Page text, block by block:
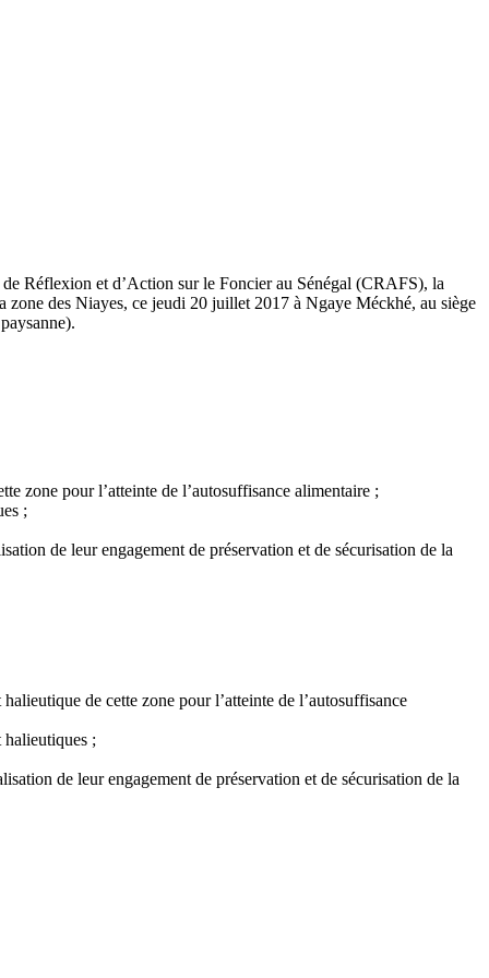
Réflexion et d’Action sur le Foncier au Sénégal (CRAFS), la
des Niayes, ce jeudi 20 juillet 2017 à Ngaye Méckhé, au siège
zone pour l’atteinte de l’autosuffisance alimentaire ;
;
de leur engagement de préservation et de sécurisation de la
de cette zone pour l’atteinte de l’autosuffisance
;
de leur engagement de préservation et de sécurisation de la